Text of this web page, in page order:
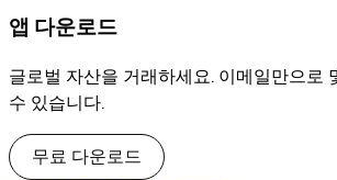
앱 다운로드
글로벌 자산을 거래하세요. 이메일만으로
수 있습니다.
무료 다운로드